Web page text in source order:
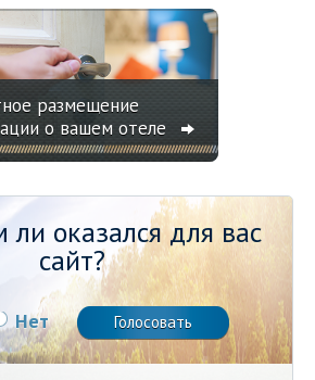
размещение
о вашем отеле
оказался для вас
сайт?
Нет